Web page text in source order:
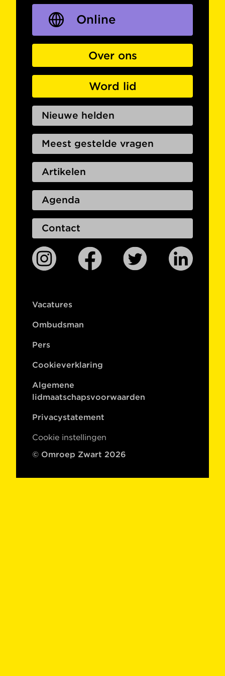
Online
Over ons
Word lid
Nieuwe helden
Meest gestelde vragen
Artikelen
Agenda
Contact
Vacatures
Ombudsman
Pers
Cookieverklaring
Algemene
lidmaatschapsvoorwaarden
Privacystatement
Cookie instellingen
© Omroep Zwart 2026